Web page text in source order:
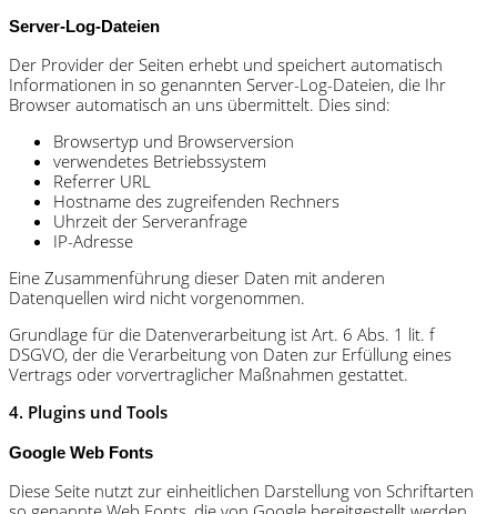
Server-Log-Dateien
Der Provider der Seiten erhebt und speichert automatisch
Informationen in so genannten Server-Log-Dateien, die Ihr
Browser automatisch an uns übermittelt. Dies sind:
Browsertyp und Browserversion
verwendetes Betriebssystem
Referrer URL
Hostname des zugreifenden Rechners
Uhrzeit der Serveranfrage
IP-Adresse
Eine Zusammenführung dieser Daten mit anderen
Datenquellen wird nicht vorgenommen.
Grundlage für die Datenverarbeitung ist Art. 6 Abs. 1 lit. f
DSGVO, der die Verarbeitung von Daten zur Erfüllung eines
Vertrags oder vorvertraglicher Maßnahmen gestattet.
4. Plugins und Tools
Google Web Fonts
Diese Seite nutzt zur einheitlichen Darstellung von Schriftarten